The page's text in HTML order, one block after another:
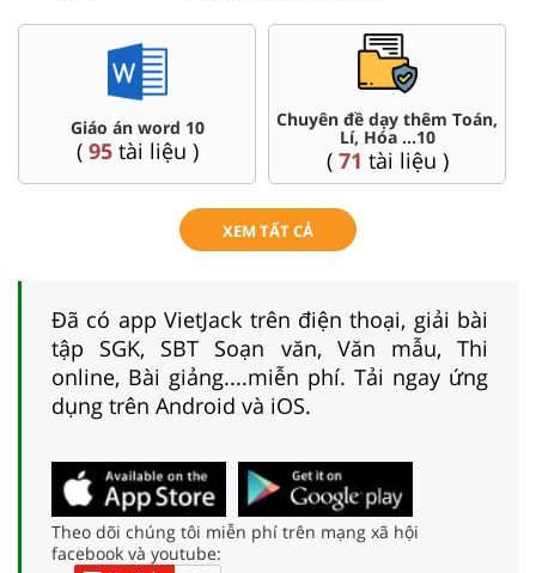
Giáo án word 10
( 95tài liệu )
Chuyên đề dạy thêm Toán,
Lí, Hóa ...10
( 71 tài liệu )
XEM TẤT CẢ
Đã có app VietJack trên điện thoại, giải bài
tập SGK, SBT Soạn văn, Văn mẫu, Thi
online, Bài giảng....miễn phí. Tải ngay ứng
dụng trên Android và iOS.
Theo dõi chúng tôi miễn phí trên mạng xã hội
facebook và youtube: